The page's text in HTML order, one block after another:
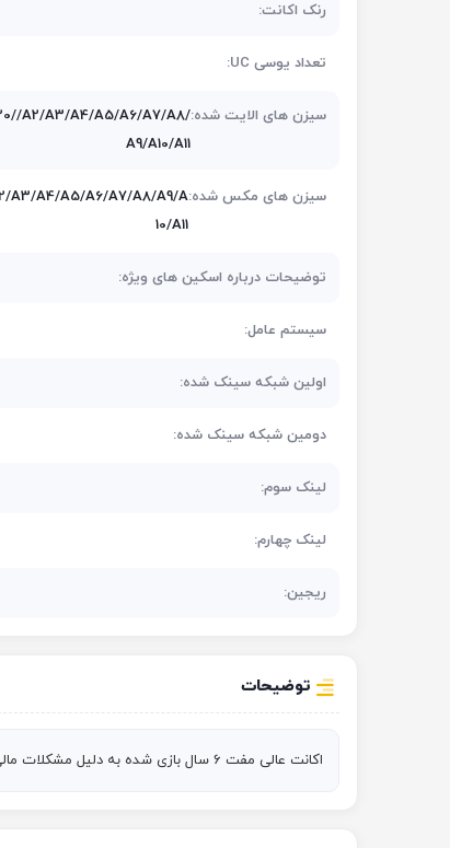
رنک اکانت:
تعداد یوسی UC:
سیزن های الایت شده:A2/A3/A4/A5/A6/A7/A8/
A9/A10/A11
سیزن های مکس شده:A3/A4/A5/A6/A7/A8/A9/A
10/A11
توضیحات درباره اسکین های ویژه:
سیستم عامل:
اولین شبکه سینک شده:
دومین شبکه سینک شده:
لینک سوم:
لینک چهارم:
ریجین:
توضیحات
اکانت عالی مفت 6 سال بازی شده به دلیل مشکلات مالی به فروش می‌رسد